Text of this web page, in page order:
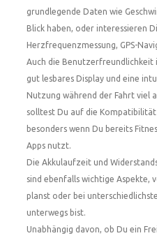
grundlegende Daten wie
Blick haben, oder interessieren
Herzfrequenzmessung, GPS-
Auch die Benutzerfreundlichkeit
gut lesbares Display und eine
Nutzung während der Fahrt viel
solltest Du auf die
besonders wenn Du bereits
Apps nutzt.
Die Akkulaufzeit und
sind ebenfalls wichtige Aspekte,
planst oder bei
unterwegs bist.
Unabhängig davon, ob Du ein